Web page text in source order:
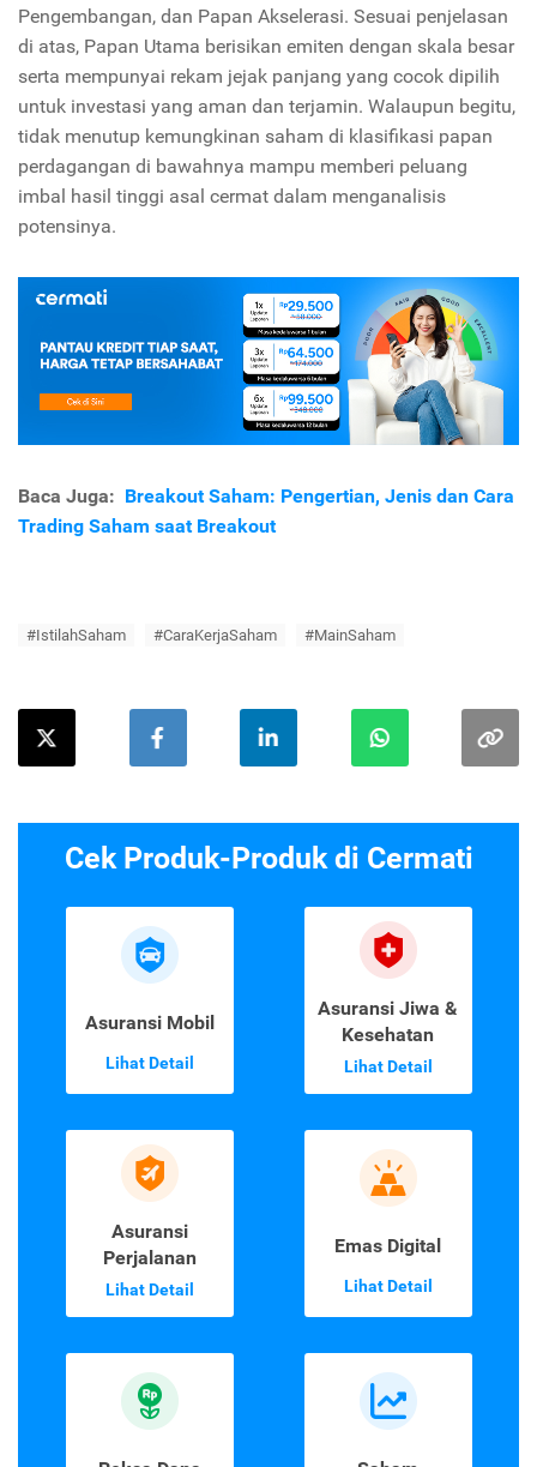
Pengembangan, dan Papan Akselerasi. Sesuai penjelasan
di atas, Papan Utama berisikan emiten dengan skala besar
serta mempunyai rekam jejak panjang yang cocok dipilih
untuk investasi yang aman dan terjamin. Walaupun begitu,
tidak menutup kemungkinan saham di klasifikasi papan
perdagangan di bawahnya mampu memberi peluang
imbal hasil tinggi asal cermat dalam menganalisis
potensinya.
Baca Juga: Breakout Saham: Pengertian, Jenis dan Cara
Trading Saham saat Breakout
#IstilahSaham #CaraKerjaSaham #MainSaham
Cek Produk-Produk di Cermati
Asuransi Mobil
Lihat Detail
Asuransi Jiwa &
Kesehatan
Lihat Detail
Asuransi
Perjalanan
Lihat Detail
Emas Digital
Lihat Detail